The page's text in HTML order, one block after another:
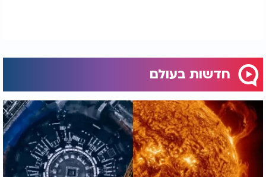
חדשות בעולם